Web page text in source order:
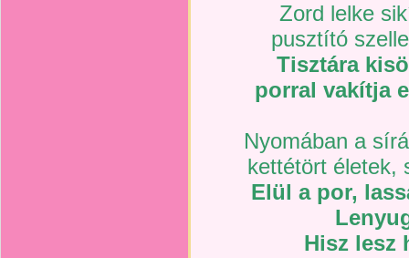
Zord lelke
pusztító
Tisztára
porral vakítja
Nyomában a
kettétört életek,
Elül a por,
Hisz lesz